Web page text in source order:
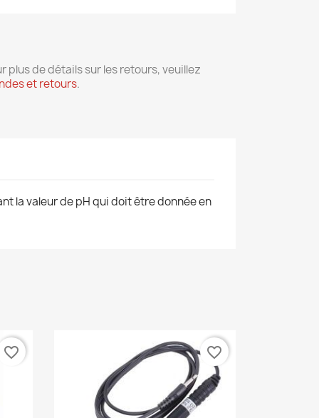
plus de détails sur les retours, veuillez
et retours.
la valeur de pH qui doit être donnée en
favorite_border favorite_border